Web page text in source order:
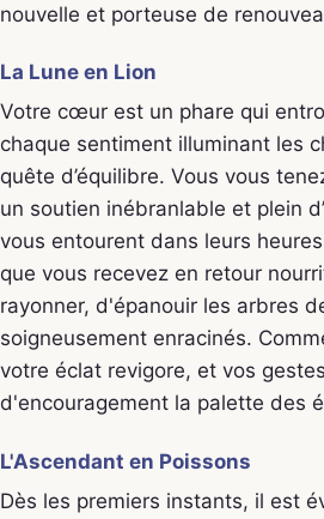
nouvelle et porteuse de
La Lune en Lion
Votre cœur est un phare qui
chaque sentiment illuminant les
quête d’équilibre. Vous vous
un soutien inébranlable et plein
vous entourent dans leurs
que vous recevez en retour
rayonner, d'épanouir les arbres
soigneusement enracinés.
votre éclat revigore, et vos
d'encouragement la palette des
L'Ascendant en Poissons
Dès les premiers instants, il est